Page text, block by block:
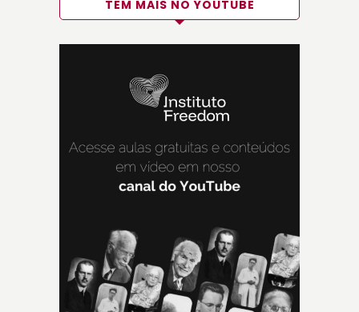
TEM MAIS NO YOUTUBE